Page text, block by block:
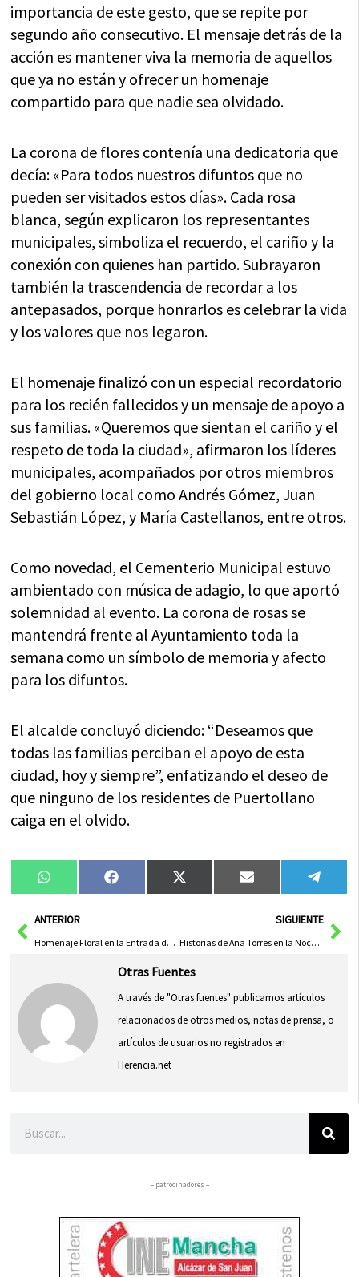
importancia de este gesto, que se repite por
segundo año consecutivo. El mensaje detrás de la
acción es mantener viva la memoria de aquellos
que ya no están y ofrecer un homenaje
compartido para que nadie sea olvidado.
La corona de flores contenía una dedicatoria que
decía: «Para todos nuestros difuntos que no
pueden ser visitados estos días». Cada rosa
blanca, según explicaron los representantes
municipales, simboliza el recuerdo, el cariño y la
conexión con quienes han partido. Subrayaron
también la trascendencia de recordar a los
antepasados, porque honrarlos es celebrar la vida
y los valores que nos legaron.
El homenaje finalizó con un especial recordatorio
para los recién fallecidos y un mensaje de apoyo a
sus familias. «Queremos que sientan el cariño y el
respeto de toda la ciudad», afirmaron los líderes
municipales, acompañados por otros miembros
del gobierno local como Andrés Gómez, Juan
Sebastián López, y María Castellanos, entre otros.
Como novedad, el Cementerio Municipal estuvo
ambientado con música de adagio, lo que aportó
solemnidad al evento. La corona de rosas se
mantendrá frente al Ayuntamiento toda la
semana como un símbolo de memoria y afecto
para los difuntos.
El alcalde concluyó diciendo: “Deseamos que
todas las familias perciban el apoyo de esta
ciudad, hoy y siempre”, enfatizando el deseo de
que ninguno de los residentes de Puertollano
caiga en el olvido.
Compartir
en
WhatsAppCompartir
en
FacebookCompartir
en
X
(Twitter)
Compartir
en
Email
en
AntANTERIOR
Homenaje Floral en la Entrada del Cementerio para Difuntos No Visitados
SIGUIENTE
Historias de Ana Torres en la Noche de Brujas de la Biblioteca Infantil
Otras Fuentes
A través de "Otras fuentes" publicamos artículos
relacionados de otros medios, notas de prensa, o
artículos de usuarios no registrados en
Herencia.net
– patrocinadores –